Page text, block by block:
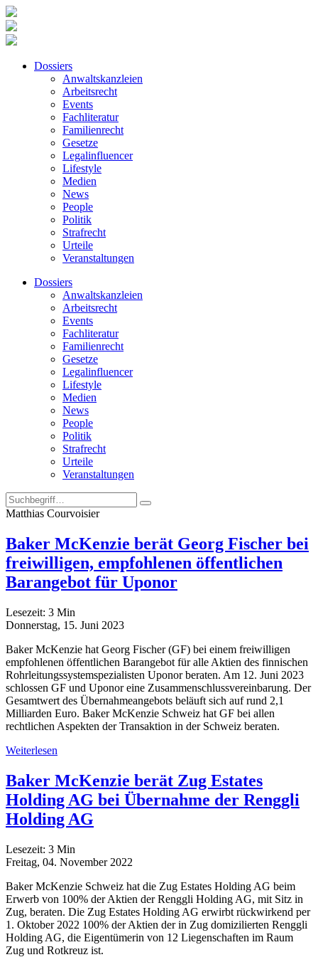
Dossiers
Anwaltskanzleien
Arbeitsrecht
Events
Fachliteratur
Familienrecht
Gesetze
Legalinfluencer
Lifestyle
Medien
News
People
Politik
Strafrecht
Urteile
Veranstaltungen
Dossiers
Anwaltskanzleien
Arbeitsrecht
Events
Fachliteratur
Familienrecht
Gesetze
Legalinfluencer
Lifestyle
Medien
News
People
Politik
Strafrecht
Urteile
Veranstaltungen
Matthias Courvoisier
Baker McKenzie berät Georg Fischer bei
freiwilligen, empfohlenen öffentlichen
Barangebot für Uponor
Lesezeit: 3 Min
Donnerstag, 15. Juni 2023
Baker McKenzie hat Georg Fischer (GF) bei einem freiwilligen
empfohlenen öffentlichen Barangebot für alle Aktien des finnischen
Rohrleitungssystemspezialisten Uponor beraten. Am 12. Juni 2023
schlossen GF und Uponor eine Zusammenschlussvereinbarung. Der
Gesamtwert des Übernahmeangebots beläuft sich auf rund 2,1
Milliarden Euro. Baker McKenzie Schweiz hat GF bei allen
rechtlichen Aspekten der Transaktion in der Schweiz beraten.
Weiterlesen
Baker McKenzie berät Zug Estates
Holding AG bei Übernahme der Renggli
Holding AG
Lesezeit: 3 Min
Freitag, 04. November 2022
Baker McKenzie Schweiz hat die Zug Estates Holding AG beim
Erwerb von 100% der Aktien der Renggli Holding AG, mit Sitz in
Zug, beraten. Die Zug Estates Holding AG erwirbt rückwirkend per
1. Oktober 2022 100% der Aktien der in Zug domizilierten Renggli
Holding AG, die Eigentümerin von 12 Liegenschaften im Raum
Zug und Rotkreuz ist.